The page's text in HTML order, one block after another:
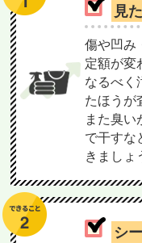
見
傷や凹み
定額が変
なるべく
たほうが
また臭
で干すな
きましょ
シ